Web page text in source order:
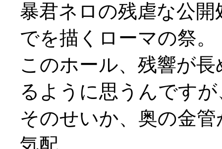
暴君ネロの残虐な公
でを描くローマの祭。
このホール、残響が
るように思うんですが
そのせいか、奥の金